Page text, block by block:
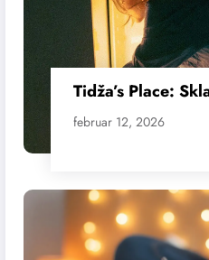
Tidža’s Place:
februar 12, 2026